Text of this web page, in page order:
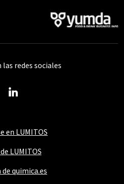
en LUMITOS
LUMITOS
de quimica.es
las redes sociales